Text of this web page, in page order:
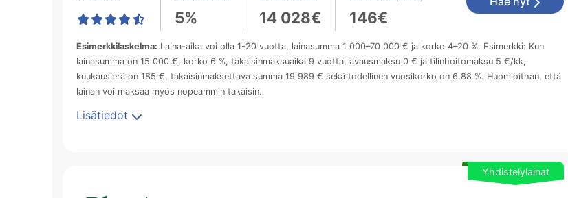
5% 14 028€ 146€
Esimerkkilaskelma: Laina-aika voi olla 1-20 vuotta, lainasumma 1 000–70 000 € ja korko 4–20 %. Esimerkki: Kun
lainasumma on 15 000 €, korko 6 %, takaisinmaksuaika 9 vuotta, avausmaksu 0 € ja tilinhoitomaksu 5 €/kk,
kuukausierä on 185 €, takaisinmaksettava summa 19 989 € sekä todellinen vuosikorko on 6,88 %. Huomioithan, että
lainan voi maksaa myös nopeammin takaisin.
Lisätiedot
Yhdistelylainat